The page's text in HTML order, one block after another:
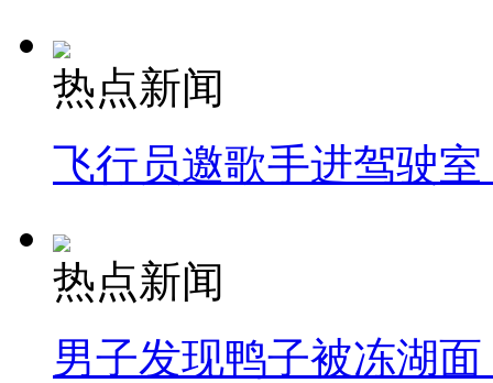
热点新闻
飞行员邀歌手进驾驶
热点新闻
男子发现鸭子被冻湖